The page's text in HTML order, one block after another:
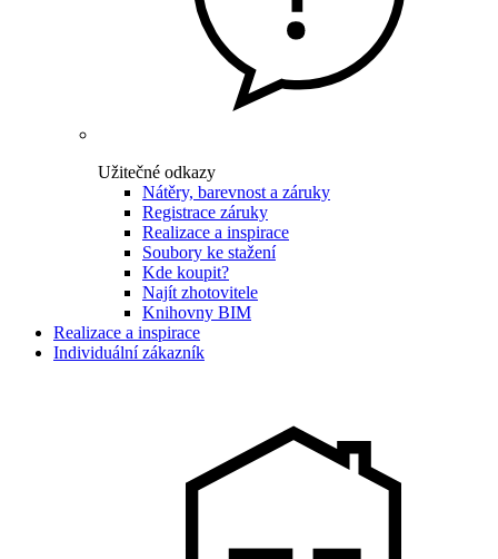
Užitečné odkazy
Nátěry, barevnost a záruky
Registrace záruky
Realizace a inspirace
Soubory ke stažení
Kde koupit?
Najít zhotovitele
Knihovny BIM
Realizace a inspirace
Individuální zákazník